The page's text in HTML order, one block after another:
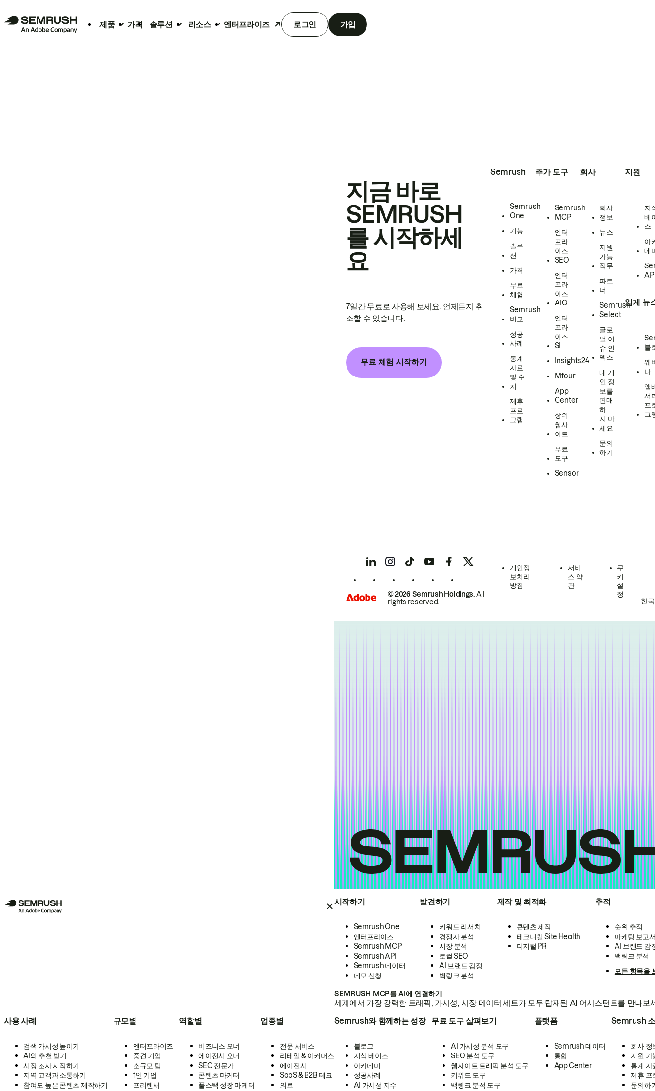
제품 가격 솔루션 리소스 엔터프라이즈 로그인 가입
시작하기
Semrush One
엔터프라이즈
Semrush MCP
Semrush API
Semrush 데이터
데모 신청
발견하기
키워드 리서치
경쟁자 분석
시장 분석
로컬 SEO
AI 브랜드 감정
백링크 분석
제작 및 최적화
콘텐츠 제작
테크니컬 Site Health
디지털 PR
추적
순위 추적
마케팅 보고
AI 브랜드 감
백링크 분석
모든 항목을
SEMRUSH MCP를 AI에 연결하기
세계에서 가장 강력한 트래픽, 가시성, 시장 데이터 세트가 모두 탑재된 AI 어시스턴트를 만나보
사용 사례
검색 가시성 높이기
AI의 추천 받기
시장 조사 시작하기
지역 고객과 소통하기
참여도 높은 콘텐츠 제작하기
규모별
엔터프라이즈
중견 기업
소규모 팀
1인 기업
프리랜서
역할별
비즈니스 오너
에이전시 오너
SEO 전문가
콘텐츠 마케터
풀스택 성장 마케터
업종별
전문 서비스
리테일 & 이커머스
에이전시
SaaS & B2B 테크
의료
Semrush와 함께하는 성장
블로그
지식 베이스
아카데미
성공사례
AI 가시성 지수
무료 도구 살펴보기
AI 가시성 분석 도구
SEO 분석 도구
웹사이트 트래픽 분석 도구
키워드 도구
백링크 분석 도구
플랫폼
Semrush 데이터
통합
App Center
Semrush
회사 정
지원 가
통계 자
제휴 프
문의하
지금 바로
SEMRUSH
를 시작하세
요
7일간 무료로 사용해 보세요. 언제든지 취
소할 수 있습니다.
무료 체험 시작하기
Semrush
Semrush
One
기능
솔루
션
가격
무료
체험
Semrush
비교
성공
사례
통계
자료
및 수
치
제휴
프로
그램
추가 도구
Semrush
MCP
엔터
프라
이즈
SEO
엔터
프라
이즈
AIO
엔터
프라
이즈
SI
Insights24
Mfour
App
Center
상위
웹사
이트
무료
도구
Sensor
회사
회사
정보
뉴스
지원
가능
직무
파트
너
Semrush
Select
글로
벌 이
슈 인
덱스
내 개
인 정
보를
판매
하
지 마
세요
문의
하기
지원
지
베
스
아
데
업계 뉴
블
웨
나
앰
서
프
그
© 2026 Semrush Holdings.All
rights reserved.
개인정
보처리
방침
서비
스 약
관
쿠
키
설
정
한